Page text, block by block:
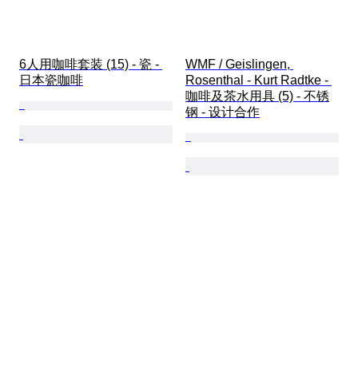
6人用咖啡套装 (15) - 瓷 -
日本瓷咖啡
WMF / Geislingen,
Rosenthal - Kurt Radtke -
咖啡及茶水用具 (5) - 不锈
钢 - 设计合作